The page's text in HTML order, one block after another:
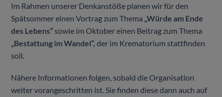
Im Rahmen unserer Denkanstöße planen wir für den
Spätsommer einen Vortrag zum Thema „Würde am Ende
des Lebens“ sowie im Oktober einen Beitrag zum Thema
„Bestattung im Wandel“, der im Krematorium stattfinden
soll.
Nähere Informationen folgen, sobald die Organisation
weiter vorangeschritten ist. Sie finden diese dann auch auf